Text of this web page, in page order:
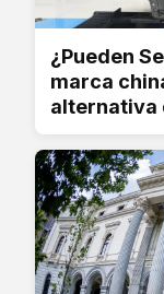
¿Pueden
marca
alternativa